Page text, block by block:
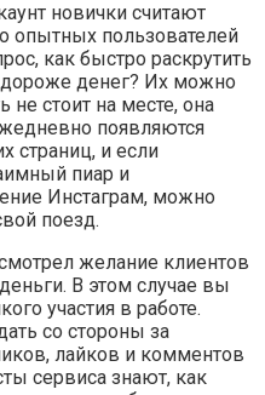
новички считают
опытных пользователей
как быстро раскрутить
дороже денег? Их можно
не стоит на месте, она
появляются
страниц, и если
пиар и
Инстаграм, можно
поезд.
желание клиентов
В этом случае вы
участия в работе.
со стороны за
лайков и комментов
сервиса знают, как